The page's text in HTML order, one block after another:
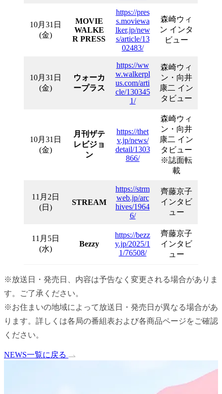
10月31日
(金)
MOVIE
WALKE
R PRESS
https://pres
s.moviewa
lker.jp/new
s/article/13
02483/
森崎ウィ
ン インタ
ビュー
10月31日
(金)
ウォーカ
ープラス
https://ww
w.walkerpl
us.com/arti
cle/130345
1/
森崎ウィ
ン・向井
康二 イン
タビュー
10月31日
(金)
月刊ザテ
レビジョ
ン
https://thet
v.jp/news/
detail/1303
866/
森崎ウィ
ン・向井
康二 イン
タビュー
※誌面転
載
11月2日
(日)
STREAM
https://strm
web.jp/arc
hives/1964
6/
齊藤京子
インタビ
ュー
11月5日
(水)
Bezzy
https://bezz
y.jp/2025/1
1/76508/
齊藤京子
インタビ
ュー
※放送日・発売日、内容は予告なく変更される場合がありま
す。ご了承ください。
※お住まいの地域によって放送日・ 発売日 が異なる場合があ
ります。詳しくは各局の番組表および各商品ページをご確認
ください。
NEWS一覧に戻る